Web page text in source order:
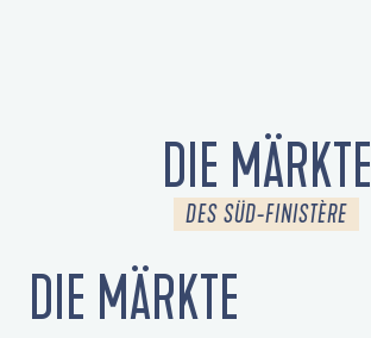
DIE MÄRKTE
DES SÜD-FINISTÈRE
DIE MÄRKTE